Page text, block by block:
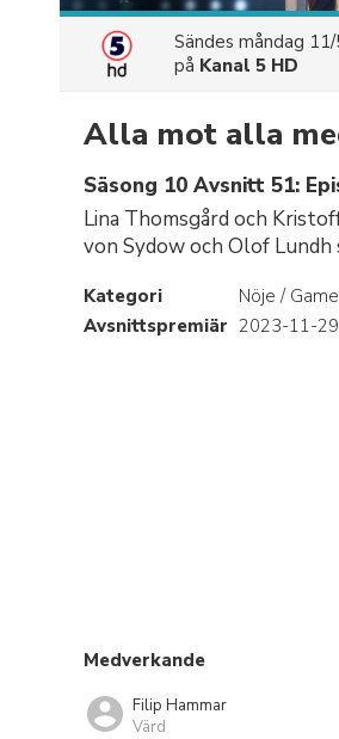
Sändes måndag
på Kanal 5 HD
Alla mot alla
Säsong 10 Avsnitt 51:
Lina Thomsgård och
von Sydow och Olof
Kategori
Nöje /
Avsnittspremiär 2023-11-29
Medverkande
Filip Hammar
Värd